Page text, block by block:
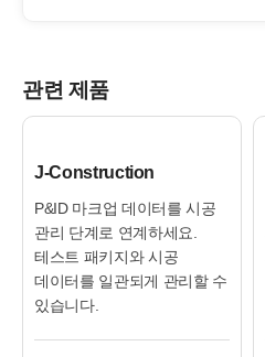
관련 제품
J‑Construction
P&ID 마크업 데이터를 시공
관리 단계로 연계하세요.
테스트 패키지와 시공
데이터를 일관되게 관리할 수
있습니다.